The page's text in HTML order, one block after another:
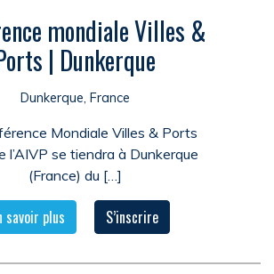
mondiale Villes &
| Dunkerque
Dunkerque, France
Mondiale Villes & Ports
l’AIVP se tiendra à Dunkerque
(France) du […]
savoir plus S’inscrire